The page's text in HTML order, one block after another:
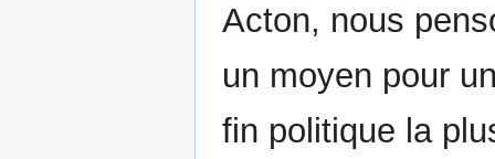
Acton, nous
un moyen pour
fin politique la